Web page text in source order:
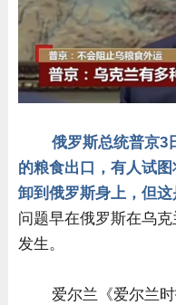
俄罗斯总统普京3
的粮食出口，有人试
卸到俄罗斯身上，但这
问题早在俄罗斯在乌
发生。
爱尔兰《爱尔兰